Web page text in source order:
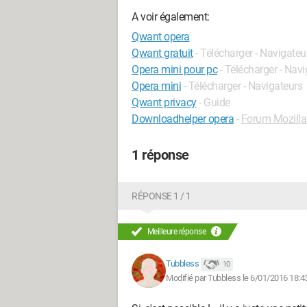
A voir également:
Qwant opera
Qwant gratuit- Télécharger -
Opera mini pour pc - Télécharger -
Opera mini - Télécharger - Navigateurs
Qwant privacy- Guide
Downloadhelper opera - Forum
1 réponse
RÉPONSE 1 / 1
Meilleure réponse
Tubbless 10
Modifié par Tubbless le 6/01/2016